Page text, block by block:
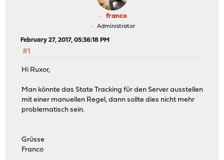
franco
Administrator
February 27, 2017, 05:36:18 PM
#1
Hi Ruxor,
Man könnte das State Tracking für den Server ausstellen
mit einer manuellen Regel, dann sollte dies nicht mehr
problematisch sein.
Grüsse
Franco